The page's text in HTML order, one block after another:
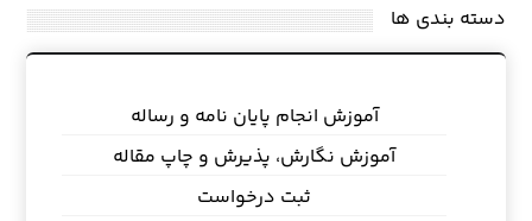
دسته بندی ها
آموزش انجام پایان نامه و رساله
آموزش نگارش، پذیرش و چاپ مقاله
ثبت درخواست